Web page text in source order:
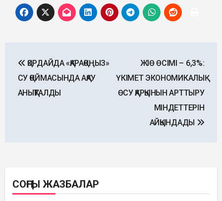
navigation
ҚОРДАЙДА «ҚАРАҚОҢЫЗ»
СУ ҚОЙМАСЫНДА АҚАУ
АНЫҚТАЛДЫ
ЖІӨ ӨСІМІ – 6,3%:
ҮКІМЕТ ЭКОНОМИКАЛЫҚ
ӨСУ ҚАРҚЫНЫН АРТТЫРУ
МІНДЕТТЕРІН
АЙҚЫНДАДЫ
СОҢҒЫ ЖАЗБАЛАР